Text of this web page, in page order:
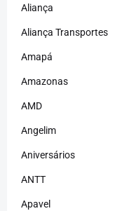
Aliança
Aliança Transportes
Amapá
Amazonas
AMD
Angelim
Aniversários
ANTT
Apavel